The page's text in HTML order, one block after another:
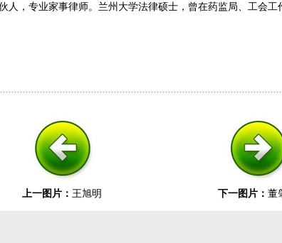
人，专业家事律师。兰州大学法律硕士，曾在药监局、工会
上一图片： 王旭明 下一图片： 董